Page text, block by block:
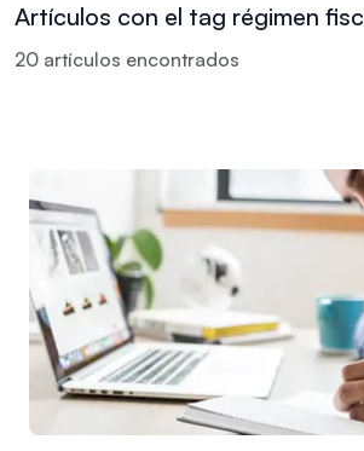
Artículos con el tag régimen
20 artículos encontrados